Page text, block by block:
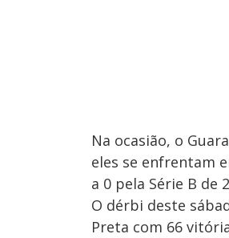
Na ocasião, o
eles se enfrentam
a 0 pela Série B de
O dérbi deste
Preta com 66